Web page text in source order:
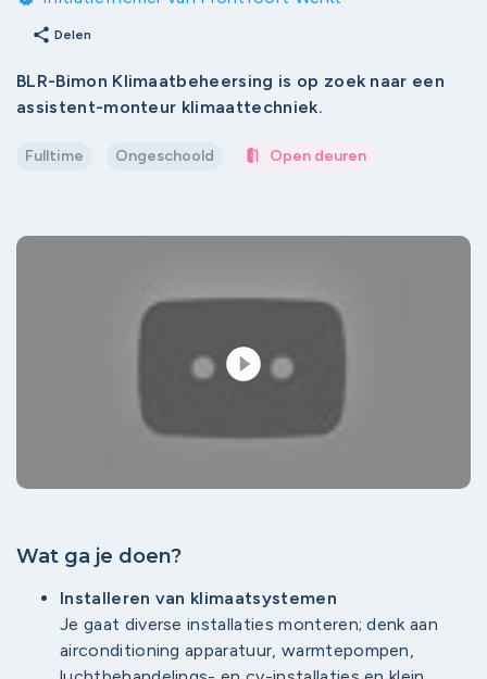
share Delen
BLR-Bimon Klimaatbeheersing is op zoek naar een
assistent-monteur klimaattechniek.
Fulltime Ongeschoold Open deuren
play_circle_filled
Wat ga je doen?
Installeren van klimaatsystemen
Je gaat diverse installaties monteren; denk aan
airconditioning apparatuur, warmtepompen,